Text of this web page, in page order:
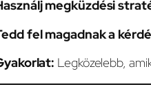
megküzdési
fel magadnak a
Legközelebb,